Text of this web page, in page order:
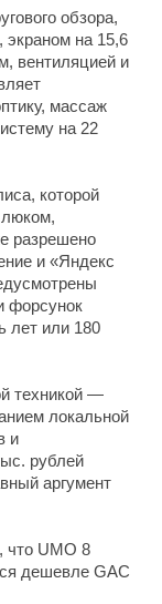
обзора,
экраном на 15,6
вентиляцией и
массаж
на 22
которой
люком,
разрешено
и «Яндекс
форсунок
лет или 180
техникой —
локальной
и
рублей
аргумент
что UMO 8
дешевле GAC